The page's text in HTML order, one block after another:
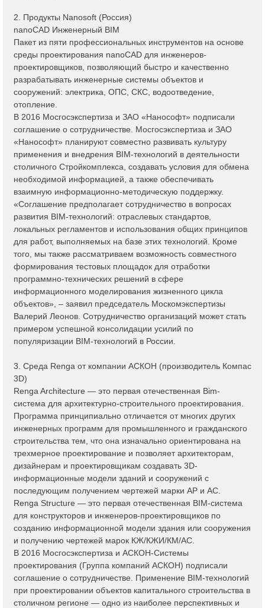
2. Продукты Nanosoft (Россия)
nanoCAD Инженерный BIM
Пакет из пяти профессиональных инструментов на основе
среды проектирования nanoCAD для инженеров-
проектировщиков, позволяющий быстро и качественно
разрабатывать инженерные системы объектов и
сооружений: электрика, ОПС, СКС, водоотведение,
отопление.
В 2016 Мосгосэкспертиза и ЗАО «Нанософт» подписали
соглашение о сотрудничестве. Мосгосэкспертиза и ЗАО
«Нанософт» планируют совместно развивать культуру
применения и внедрения BIM-технологий в деятельности
столичного Стройкомплекса, создавать условия для обмена
необходимой информацией, а также обеспечивать
взаимную информационно-методическую поддержку.
«Соглашение предполагает сотрудничество в вопросах
развития BIM-технологий: отраслевых стандартов,
локальных регламентов и использования общих принципов
для работ, выполняемых на базе этих технологий. Кроме
того, мы также рассматриваем возможность совместного
формирования тестовых площадок для отработки
программно-технических решений в сфере
информационного моделирования жизненного цикла
объектов», – заявил председатель Москомэкспертизы
Валерий Леонов. Сотрудничество организаций может стать
примером успешной консолидации усилий по
популяризации BIM-технологий в России.
3. Среда Renga от компании АСКОН (производитель Компас
3D)
Renga Architecture — это первая отечественная Bim-
система для архитектурно-строительного проектирования.
Программа принципиально отличается от многих других
инженерных программ для промышленного и гражданского
строительства тем, что она изначально ориентирована на
трехмерное проектирование и позволяет архитекторам,
дизайнерам и проектировщикам создавать 3D-
информационные модели зданий и сооружений с
последующим получением чертежей марки АР и АС.
Renga Structure — это первая отечественная BIM-система
для конструкторов и инженеров-проектировщиков по
созданию информационной модели здания или сооружения
и получению чертежей марок КЖ/КЖИ/КМ/АС.
В 2016 Мосгосэкспертиза и АСКОН-Системы
проектирования (Группа компаний АСКОН) подписали
соглашение о сотрудничестве. Применение BIM-технологий
при проектировании объектов капитального строительства в
столичном регионе — одно из наиболее перспективных и